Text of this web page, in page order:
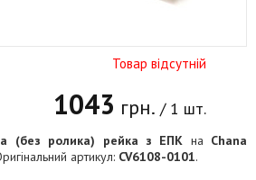
Товар відсутній
1043 грн. / 1 шт.
(без ролика) рейка з ЕПК на Chana
артикул: CV6108-0101.